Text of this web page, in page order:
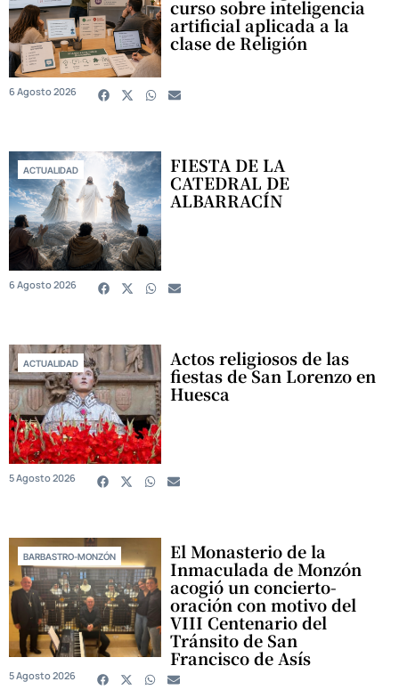
curso sobre inteligencia
artificial aplicada a la
clase de Religión
6 Agosto 2026
ACTUALIDAD FIESTA DE LA
CATEDRAL DE
ALBARRACÍN
6 Agosto 2026
ACTUALIDAD Actos religiosos de las
fiestas de San Lorenzo en
Huesca
5 Agosto 2026
BARBASTRO-MONZÓN El Monasterio de la
Inmaculada de Monzón
acogió un concierto-
oración con motivo del
VIII Centenario del
Tránsito de San
Francisco de Asís
5 Agosto 2026